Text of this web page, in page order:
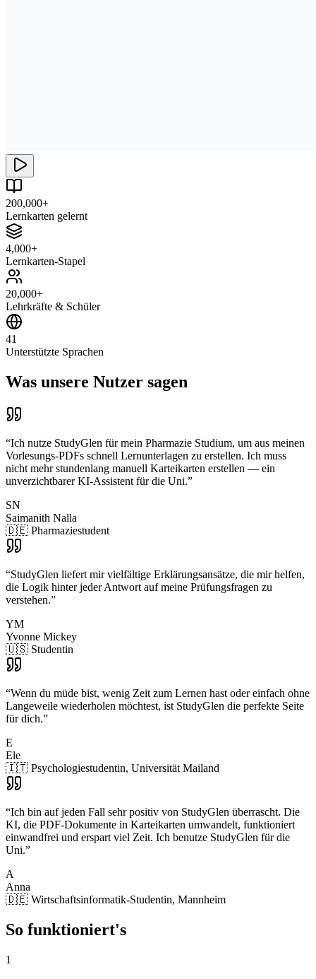
200,000+
Lernkarten gelernt
4,000+
Lernkarten-Stapel
20,000+
Lehrkräfte & Schüler
41
Unterstützte Sprachen
Was unsere Nutzer sagen
“Ich nutze StudyGlen für mein Pharmazie Studium, um aus meinen
Vorlesungs-PDFs schnell Lernunterlagen zu erstellen. Ich muss
nicht mehr stundenlang manuell Karteikarten erstellen — ein
unverzichtbarer KI-Assistent für die Uni.”
SN
Saimanith Nalla
🇩🇪 Pharmaziestudent
“StudyGlen liefert mir vielfältige Erklärungsansätze, die mir helfen,
die Logik hinter jeder Antwort auf meine Prüfungsfragen zu
verstehen.”
YM
Yvonne Mickey
🇺🇸 Studentin
“Wenn du müde bist, wenig Zeit zum Lernen hast oder einfach ohne
Langeweile wiederholen möchtest, ist StudyGlen die perfekte Seite
für dich.”
E
Ele
🇮🇹 Psychologiestudentin, Universität Mailand
“Ich bin auf jeden Fall sehr positiv von StudyGlen überrascht. Die
KI, die PDF-Dokumente in Karteikarten umwandelt, funktioniert
einwandfrei und erspart viel Zeit. Ich benutze StudyGlen für die
Uni.”
A
Anna
🇩🇪 Wirtschaftsinformatik-Studentin, Mannheim
So funktioniert's
1